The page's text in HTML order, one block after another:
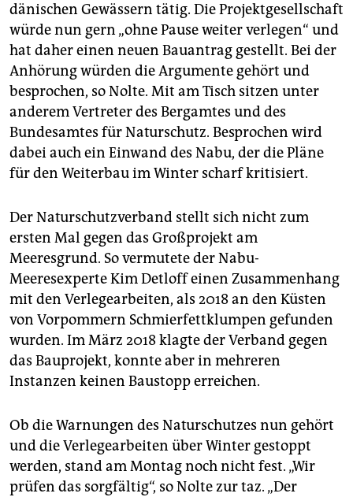
dänischen Gewässern tätig. Die Projektgesellschaft
würde nun gern „ohne Pause weiter verlegen“ und
hat daher einen neuen Bauantrag gestellt. Bei der
Anhörung würden die Argumente gehört und
besprochen, so Nolte. Mit am Tisch sitzen unter
anderem Vertreter des Bergamtes und des
Bundesamtes für Naturschutz. Besprochen wird
dabei auch ein Einwand des Nabu, der die Pläne
für den Weiterbau im Winter scharf kritisiert.
Der Naturschutzverband stellt sich nicht zum
ersten Mal gegen das Großprojekt am
Meeresgrund. So vermutete der Nabu-
Meeresexperte Kim Detloff einen Zusammenhang
mit den Verlegearbeiten, als 2018 an den Küsten
von Vorpommern Schmierfettklumpen gefunden
wurden. Im März 2018 klagte der Verband gegen
das Bauprojekt, konnte aber in mehreren
Instanzen keinen Baustopp erreichen.
Ob die Warnungen des Naturschutzes nun gehört
und die Verlegearbeiten über Winter gestoppt
werden, stand am Montag noch nicht fest. „Wir
prüfen das sorgfältig“, so Nolte zur taz. „Der